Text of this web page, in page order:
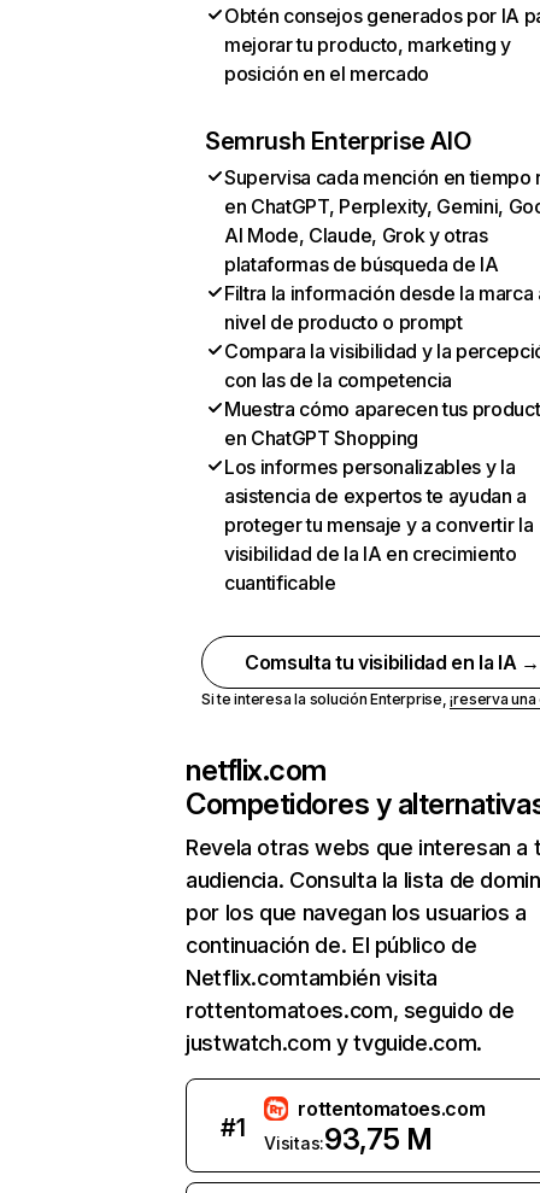
Obtén consejos generados por IA
mejorar tu producto, marketing y
posición en el mercado
Semrush Enterprise AIO
Supervisa cada mención en tiempo
en ChatGPT, Perplexity, Gemini,
AI Mode, Claude, Grok y otras
plataformas de búsqueda de IA
Filtra la información desde la marca
nivel de producto o prompt
Compara la visibilidad y la
con las de la competencia
Muestra cómo aparecen tus
en ChatGPT Shopping
Los informes personalizables y la
asistencia de expertos te ayudan a
proteger tu mensaje y a convertir la
visibilidad de la IA en crecimiento
cuantificable
Comsulta tu visibilidad en la IA →
Si te interesa la solución Enterprise,¡reserva
netflix.com
Competidores y
Revela otras webs que interesan a
audiencia. Consulta la lista de
por los que navegan los usuarios a
continuación de. El público de
Netflix.comtambién visita
rottentomatoes.com, seguido de
justwatch.com y tvguide.com.
#1
rottentomatoes.com
Visitas:93,75 M